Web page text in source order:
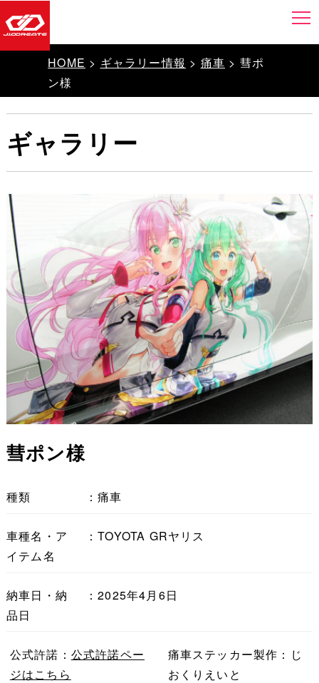
HOME > ギャラリー情報 > 痛車 > 彗ポ
ン様
ギャラリー
彗ポン様
種類 ：痛車
車種名・ア
イテム名
：TOYOTA GRヤリス
納車日・納
品日
：2025年4月6日
公式許諾： 公式許諾ペー
ジはこちら
痛車ステッカー製作：じ
おくりえいと